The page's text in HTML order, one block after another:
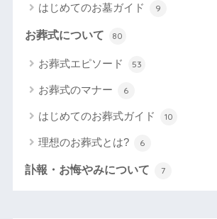
はじめてのお墓ガイド 9
お葬式について 80
お葬式エピソード 53
お葬式のマナー 6
はじめてのお葬式ガイド 10
理想のお葬式とは? 6
訃報・お悔やみについて 7